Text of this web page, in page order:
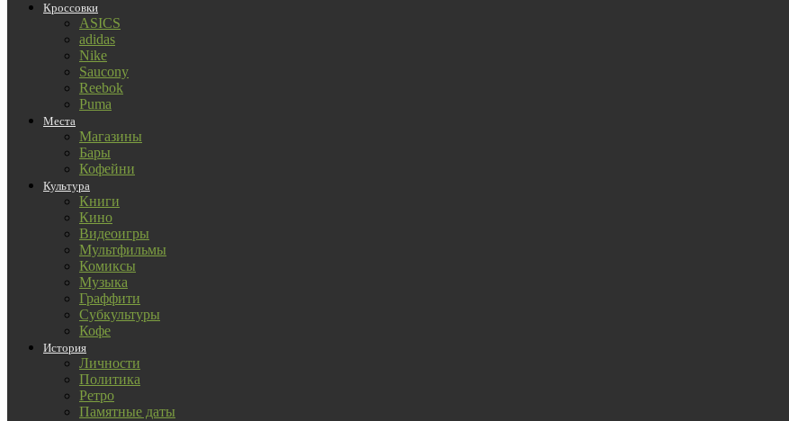
Кроссовки
ASICS
adidas
Nike
Saucony
Reebok
Puma
Места
Магазины
Бары
Кофейни
Культура
Книги
Кино
Видеоигры
Мультфильмы
Комиксы
Музыка
Граффити
Субкультуры
Кофе
История
Личности
Политика
Ретро
Памятные даты